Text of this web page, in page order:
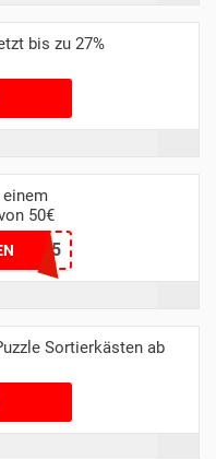
bis zu 27%
50€
Sortierkästen ab